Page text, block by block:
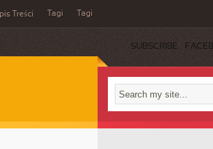
Treści Tagi Tagi
SUBSCRIBE